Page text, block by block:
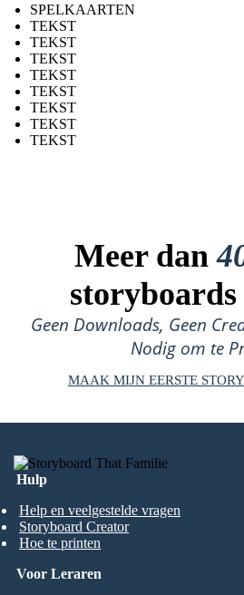
SPELKAARTEN
TEKST
TEKST
TEKST
TEKST
TEKST
TEKST
TEKST
TEKST
Meer dan
Geen Downloads, Geen
Nodig om te
MAAK MIJN EERSTE
Hulp
Help en veelgestelde vragen
Storyboard Creator
Hoe te printen
Voor Leraren